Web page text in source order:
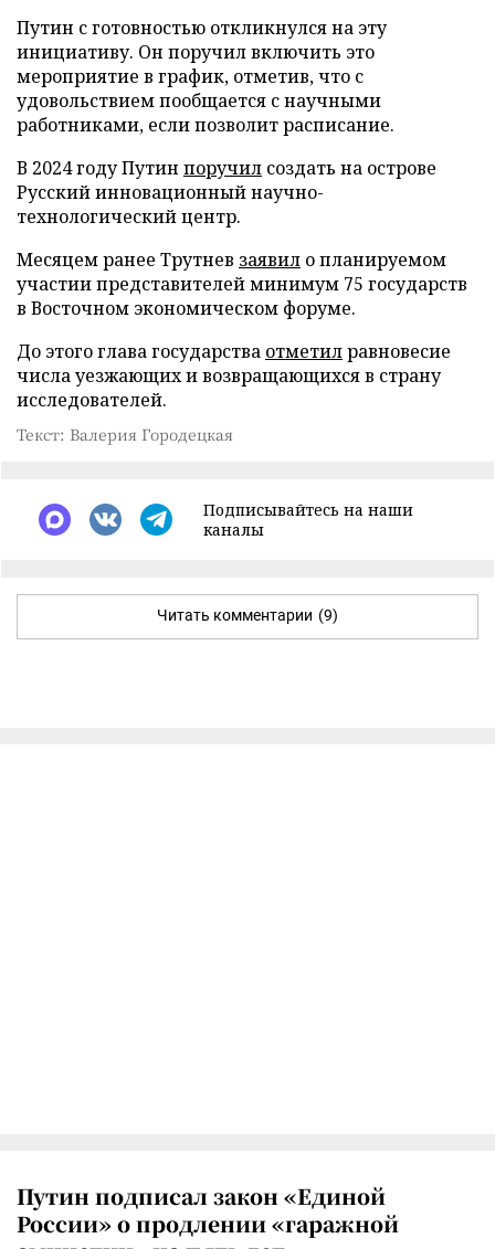
Путин с готовностью откликнулся на эту
инициативу. Он поручил включить это
мероприятие в график, отметив, что с
удовольствием пообщается с научными
работниками, если позволит расписание.
В 2024 году Путин поручил создать на острове
Русский инновационный научно-
технологический центр.
Месяцем ранее Трутнев заявил о планируемом
участии представителей минимум 75 государств
в Восточном экономическом форуме.
До этого глава государства отметилравновесие
числа уезжающих и возвращающихся в страну
исследователей.
Текст: Валерия Городецкая
Подписывайтесь на наши
каналы
Читать комментарии (9)
Путин подписал закон «Единой
России» о продлении «гаражной